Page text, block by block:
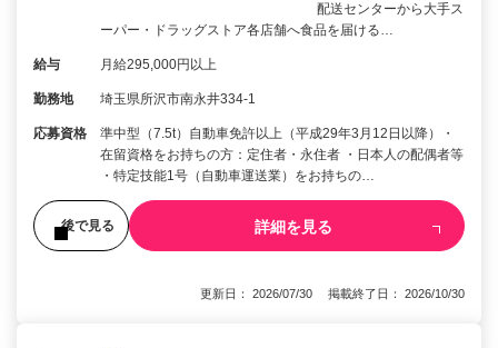
配送センターから大手ス
ーパー・ドラッグストア各店舗へ食品を届ける…
給与 月給295,000円以上
勤務地 埼玉県所沢市南永井334-1
応募資格
準中型（7.5t）自動車免許以上（平成29年3月12日以降）・
在留資格をお持ちの方：定住者・永住者 ・日本人の配偶者等
・特定技能1号（自動車運送業）をお持ちの…
後で見る 詳細を見る
更新日： 2026/07/30 掲載終了日： 2026/10/30